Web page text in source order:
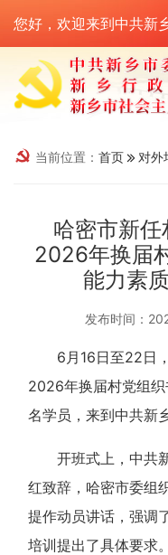
您好，欢迎来到中共新
当前位置： 首页 对外
哈密市新任
2026年换届
能力素
发布时间：
6月16日至22日
2026年换届村党组
名学员，来到中共新
开班式上，中共
红致辞，哈密市委组
提作动员讲话，强调
培训提出了具体要求。